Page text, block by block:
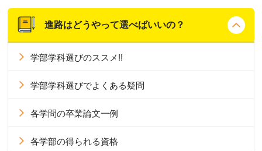
進路はどうやって選べばいいの？
学部学科選びのススメ!!
学部学科選びでよくある疑問
各学問の卒業論文一例
各学部の得られる資格